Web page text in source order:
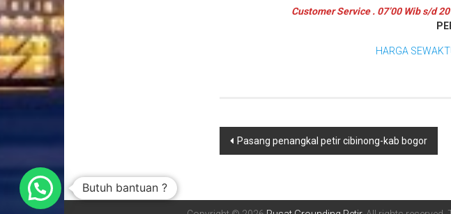
Customer Service . 07’00 Wib s/d
HARGA
Navigasi
Pasang penangkal petir cibinong-kab bogor
Butuh bantuan ?